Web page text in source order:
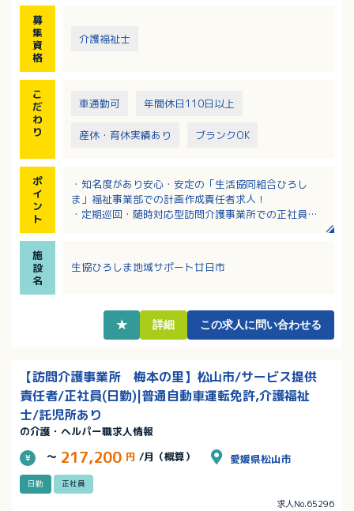
募
集
資
格
介護福祉士
こ
だ
わ
り
車通勤可 年間休日110日以上
産休・育休実績あり ブランクOK
ポ
イ
ン
ト
・知名度があり安心・安定の「生活協同組合ひろし
ま」福祉事業部での計画作成責任者求人！
・定期巡回・随時対応型訪問介護事業所での正社員で
・慶弔休暇・産休育休制度・介護休業制度のほか、短
時間勤務制度など福利厚生充実！昇給・賞与制度もあ
施
設
名
生協ひろしま地域サポート廿日市
★ 詳細 この求人に問い合わせる
【訪問介護事業所 梅本の里】松山市/サービス提供
責任者/正社員(日勤)|普通自動車運転免許,介護福祉
士/託児所あり
の介護・ヘルパー職求人情報
～ 217,200 円 /月（概算） 愛媛県松山市
日勤 正社員
求人No.65296